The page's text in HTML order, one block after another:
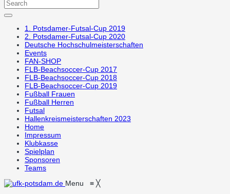
1. Potsdamer-Futsal-Cup 2019
2. Potsdamer-Futsal-Cup 2020
Deutsche Hochschulmeisterschaften
Events
FAN-SHOP
FLB-Beachsoccer-Cup 2017
FLB-Beachsoccer-Cup 2018
FLB-Beachsoccer-Cup 2019
Fußball Frauen
Fußball Herren
Futsal
Hallenkreismeisterschaften 2023
Home
Impressum
Klubkasse
Spielplan
Sponsoren
Teams
Menu ≡ ╳